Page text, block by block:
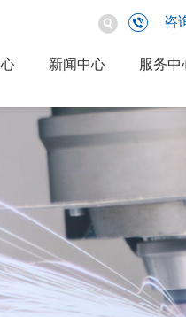
咨
新闻中心 服务中